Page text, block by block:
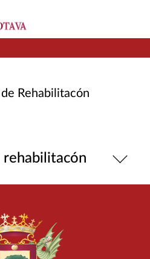
Rehabilitacón
rehabilitacón